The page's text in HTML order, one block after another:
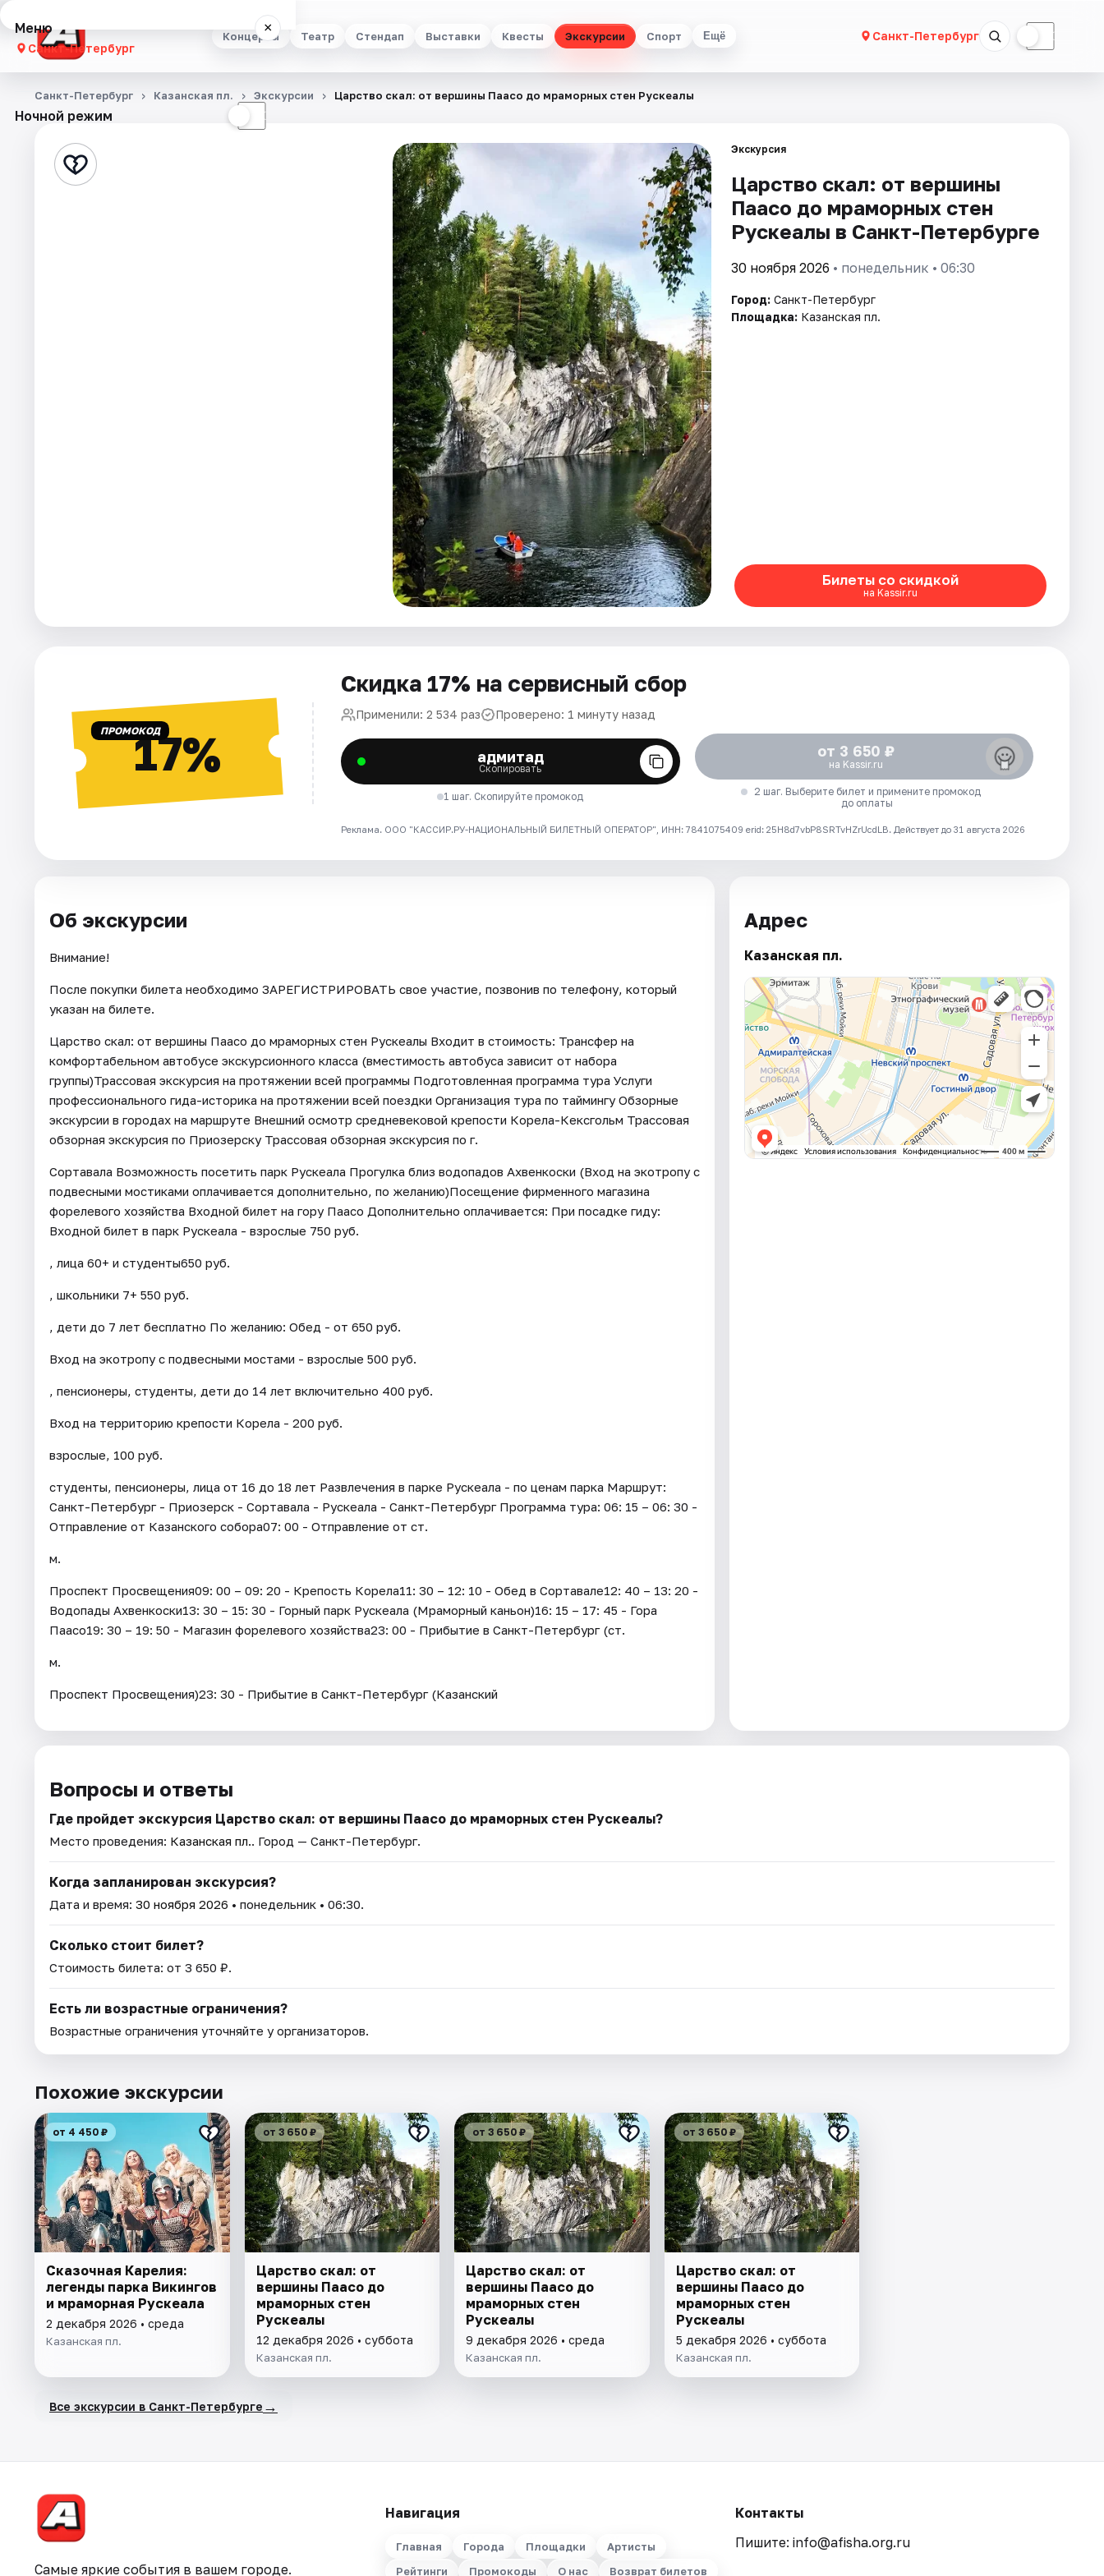
Концерты Театр Стендап Выставки Квесты Экскурсии Спорт Ещё Санкт-Петербург ☾
Меню ×
Санкт-Петербург
Концерты
Стендап
Ночной режим ☾
Санкт-Петербург Казанская пл. Экскурсии Царство скал: от вершины Паасо до мраморных стен Рускеалы
Экскурсия
Царство скал: от вершины
Паасо до мраморных стен
Рускеалы в Санкт-Петербурге
30 ноября 2026 • понедельник • 06:30
Город: Санкт-Петербург
Площадка: Казанская пл.
Билеты со скидкой
на Kassir.ru
ПРОМОКОД17%
Скидка 17% на сервисный сбор
Применили: 2 534 раз Проверено: 1 минуту назад
адмитад
Скопировать
1 шаг. Скопируйте промокод
от 3 650 ₽
на Kassir.ru
2 шаг. Выберите билет и примените промокод
до оплаты
Реклама. ООО "КАССИР.РУ-НАЦИОНАЛЬНЫЙ БИЛЕТНЫЙ ОПЕРАТОР", ИНН: 7841075409 erid: 25H8d7vbP8SRTvHZrUcdLB. Действует до 31 августа 2026
Об экскурсии
Внимание!
После покупки билета необходимо ЗАРЕГИСТРИРОВАТЬ свое участие, позвонив по телефону, который
указан на билете.
Царство скал: от вершины Паасо до мраморных стен Рускеалы Входит в стоимость: Трансфер на
комфортабельном автобусе экскурсионного класса (вместимость автобуса зависит от набора
группы)Трассовая экскурсия на протяжении всей программы Подготовленная программа тура Услуги
профессионального гида-историка на протяжении всей поездки Организация тура по таймингу Обзорные
экскурсии в городах на маршруте Внешний осмотр средневековой крепости Корела-Кексгольм Трассовая
обзорная экскурсия по Приозерску Трассовая обзорная экскурсия по г.
Сортавала Возможность посетить парк Рускеала Прогулка близ водопадов Ахвенкоски (Вход на экотропу с
подвесными мостиками оплачивается дополнительно, по желанию)Посещение фирменного магазина
форелевого хозяйства Входной билет на гору Паасо Дополнительно оплачивается: При посадке гиду:
Входной билет в парк Рускеала - взрослые 750 руб.
, лица 60+ и студенты650 руб.
, школьники 7+ 550 руб.
, дети до 7 лет бесплатно По желанию: Обед - от 650 руб.
Вход на экотропу с подвесными мостами - взрослые 500 руб.
, пенсионеры, студенты, дети до 14 лет включительно 400 руб.
Вход на территорию крепости Корела - 200 руб.
взрослые, 100 руб.
студенты, пенсионеры, лица от 16 до 18 лет Развлечения в парке Рускеала - по ценам парка Маршрут:
Санкт-Петербург - Приозерск - Сортавала - Рускеала - Санкт-Петербург Программа тура: 06: 15 – 06: 30 -
Отправление от Казанского собора07: 00 - Отправление от ст.
м.
Проспект Просвещения09: 00 – 09: 20 - Крепость Корела11: 30 – 12: 10 - Обед в Сортавале12: 40 – 13: 20 -
Водопады Ахвенкоски13: 30 – 15: 30 - Горный парк Рускеала (Мраморный каньон)16: 15 – 17: 45 - Гора
Паасо19: 30 – 19: 50 - Магазин форелевого хозяйства23: 00 - Прибытие в Санкт-Петербург (ст.
м.
Проспект Просвещения)23: 30 - Прибытие в Санкт-Петербург (Казанский
Адрес
Казанская пл.
Вопросы и ответы
Где пройдет экскурсия Царство скал: от вершины Паасо до мраморных стен Рускеалы?
Место проведения: Казанская пл.. Город — Санкт-Петербург.
Когда запланирован экскурсия?
Дата и время: 30 ноября 2026 • понедельник • 06:30.
Сколько стоит билет?
Стоимость билета: от 3 650 ₽.
Есть ли возрастные ограничения?
Возрастные ограничения уточняйте у организаторов.
Похожие экскурсии
от 4 450 ₽
Сказочная Карелия:
легенды парка Викингов
и мраморная Рускеала
2 декабря 2026 • среда
Казанская пл.
от 3 650 ₽
Царство скал: от
вершины Паасо до
мраморных стен
Рускеалы
12 декабря 2026 • суббота
Казанская пл.
от 3 650 ₽
Царство скал: от
вершины Паасо до
мраморных стен
Рускеалы
9 декабря 2026 • среда
Казанская пл.
от 3 650 ₽
Царство скал: от
вершины Паасо до
мраморных стен
Рускеалы
5 декабря 2026 • суббота
Казанская пл.
Все экскурсии в Санкт-Петербурге →
Самые яркие события в вашем городе.
Навигация
Главная Города Площадки
Артисты
Рейтинги
Промокоды О нас Возврат билетов
Контакты
Пишите: info@afisha.org.ru